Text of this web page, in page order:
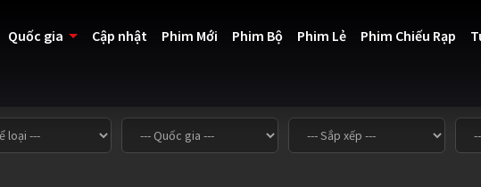
Quốc gia Cập nhật Phim Mới Phim Bộ Phim Lẻ Phim Chiếu Rạp